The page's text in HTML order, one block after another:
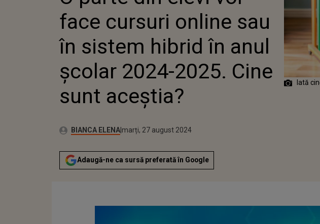
ANUL ȘCOLAR 2024-2025.
CINE SUNT ACEȘTIA?
face cursuri online sau
în sistem hibrid în anul
școlar 2024-2025. Cine
sunt aceștia?
Autor:BIANCA ELENAPublicat:
marți, 27 august 2024
Actualizat:
marți, 27 august 2024
Adaugă-ne ca sursă preferată în Google
Iată